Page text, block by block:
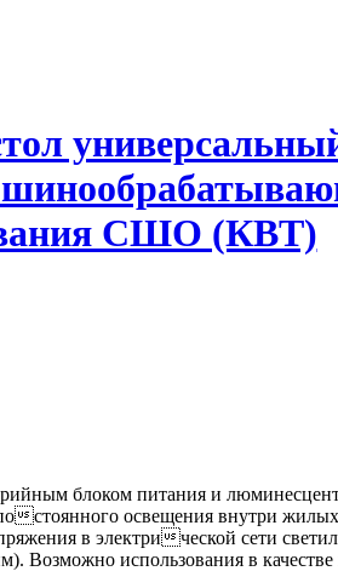
СШО (КВТ)
блоком питания и
стоянного освещения внутри
в электрической сети
Возможно использования в